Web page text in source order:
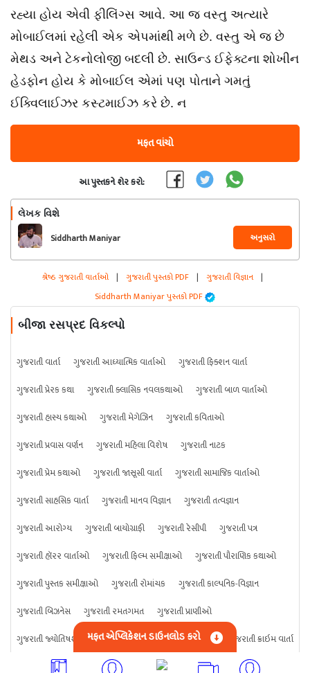
રહ્યા હોય એવી ફીલિંગ્સ આવે. આ જ વસ્તુ અત્યારે
મોબાઈલમાં રહેલી એક એપમાંથી મળે છે. વસ્તુ એ જ છે
મેથડ અને ટેકનોલોજી બદલી છે. સાઉન્ડ ઈફેક્ટના શોખીન
હેડફોન હોય કે મોબાઈલ એમાં પણ પોતાને ગમતું
ઈક્વિલાઈઝર કસ્ટમાઈઝ કરે છે. ન
મફત વાંચો
આ પુસ્તકને શેર કરો:
લેખક વિશે
Siddharth Maniyar અનુસરો
શ્રેષ્ઠ ગુજરાતી વાર્તાઓ | ગુજરાતી પુસ્તકો PDF | ગુજરાતી વિજ્ઞાન |
Siddharth Maniyar પુસ્તકો PDF
બીજા રસપ્રદ વિકલ્પો
ગુજરાતી વાર્તા ગુજરાતી આધ્યાત્મિક વાર્તાઓ
ગુજરાતી ફિક્શન વાર્તા
ગુજરાતી પ્રેરક કથા
ગુજરાતી ક્લાસિક નવલકથાઓ
ગુજરાતી બાળ વાર્તાઓ
ગુજરાતી હાસ્ય કથાઓ
ગુજરાતી મેગેઝિન
ગુજરાતી કવિતાઓ
ગુજરાતી પ્રવાસ વર્ણન
ગુજરાતી મહિલા વિશેષ
ગુજરાતી નાટક
ગુજરાતી પ્રેમ કથાઓ
ગુજરાતી જાસૂસી વાર્તા
ગુજરાતી સામાજિક વાર્તાઓ
ગુજરાતી સાહસિક વાર્તા
ગુજરાતી માનવ વિજ્ઞાન
ગુજરાતી તત્વજ્ઞાન
ગુજરાતી આરોગ્ય
ગુજરાતી બાયોગ્રાફી ગુજરાતી રેસીપી
ગુજરાતી પત્ર
ગુજરાતી હૉરર વાર્તાઓ
ગુજરાતી ફિલ્મ સમીક્ષાઓ
ગુજરાતી પૌરાણિક કથાઓ
ગુજરાતી પુસ્તક સમીક્ષાઓ
ગુજરાતી રોમાંચક
ગુજરાતી કાલ્પનિક-વિજ્ઞાન
ગુજરાતી બિઝનેસ
ગુજરાતી રમતગમત
ગુજરાતી પ્રાણીઓ
ગુજરાતી જ્યોતિષશાસ્ત્ર
ગુજરાતી વિજ્ઞાન ગુજરાતી કંઈપણ ગુજરાતી ક્રાઇમ વાર્તા
મફત એપ્લિકેશન ડાઉનલોડ કરો